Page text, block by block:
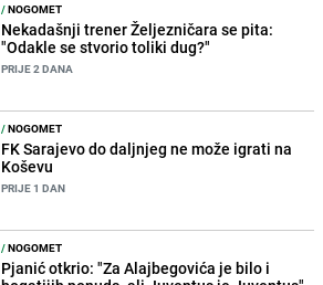
/NOGOMET
Nekadašnji trener Željezničara se pita:
"Odakle se stvorio toliki dug?"
PRIJE 2 DANA
/NOGOMET
FK Sarajevo do daljnjeg ne može igrati na
Koševu
PRIJE 1 DAN
/NOGOMET
Pjanić otkrio: "Za Alajbegovića je bilo i